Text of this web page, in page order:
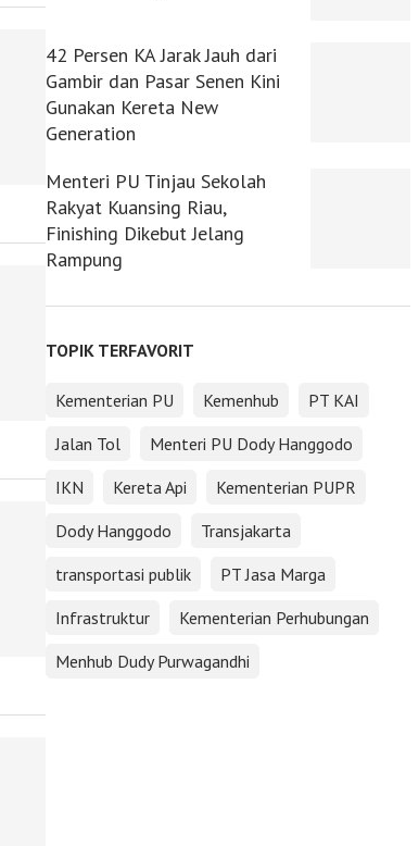
42 Persen KA Jarak Jauh dari
Gambir dan Pasar Senen Kini
Gunakan Kereta New
Generation
Menteri PU Tinjau Sekolah
Rakyat Kuansing Riau,
Finishing Dikebut Jelang
Rampung
TOPIK TERFAVORIT
Kementerian PU Kemenhub
PT KAI
Jalan Tol
Menteri PU Dody Hanggodo
IKN
Kereta Api
Kementerian PUPR
Dody Hanggodo
Transjakarta
transportasi publik
PT Jasa Marga
Infrastruktur
Kementerian Perhubungan
Menhub Dudy Purwagandhi